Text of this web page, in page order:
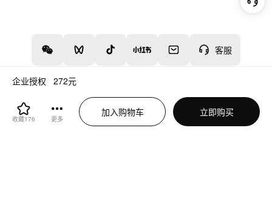
企业授权 272元
收藏176 更多
加入购物车 立即购买
客服
增值电信业务经营许可证：川B2-20160192
蜀ICP备12020238号-4
川公网安备51019002000262 违法和不良信息举报中心